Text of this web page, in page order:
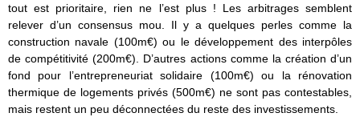
tout est prioritaire, rien ne l’est plus ! Les arbitrages semblent
relever d’un consensus mou. Il y a quelques perles comme la
construction navale (100m€) ou le développement des interpôles
de compétitivité (200m€). D’autres actions comme la création d’un
fond pour l’entrepreneuriat solidaire (100m€) ou la rénovation
thermique de logements privés (500m€) ne sont pas contestables,
mais restent un peu déconnectées du reste des investissements.